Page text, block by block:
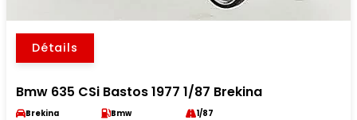
Détails
Bmw 635 CSi Bastos 1977 1/87 Brekina
Brekina Bmw 1/87